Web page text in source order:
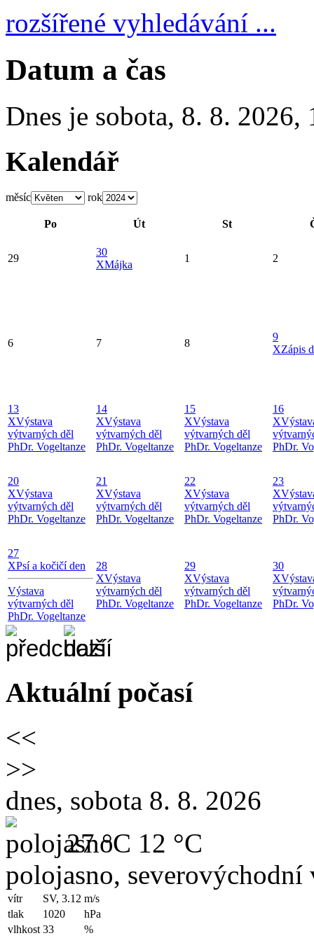
rozšířené vyhledávání ...
Datum a čas
Dnes je sobota, 8. 8. 2026,
Kalendář
měsíc rok
Po Út St
29
30
XMájka
1 2
6 7 8
9
XZápis
13
XVýstava
výtvarných děl
PhDr. Vogeltanze
14
XVýstava
výtvarných děl
PhDr. Vogeltanze
15
XVýstava
výtvarných děl
PhDr. Vogeltanze
16
X
PhDr.
20
XVýstava
výtvarných děl
PhDr. Vogeltanze
21
XVýstava
výtvarných děl
PhDr. Vogeltanze
22
XVýstava
výtvarných děl
PhDr. Vogeltanze
23
X
PhDr.
27
XPsí a kočičí den
Výstava
výtvarných děl
PhDr. Vogeltanze
28
XVýstava
výtvarných děl
PhDr. Vogeltanze
29
XVýstava
výtvarných děl
PhDr. Vogeltanze
30
X
PhDr.
Aktuální počasí
<<
>>
dnes, sobota 8. 8. 2026
27 °C 12 °C
polojasno, severovýchodní
vítr SV, 3.12 m/s
tlak
1020
hPa
vlhkost 33 %